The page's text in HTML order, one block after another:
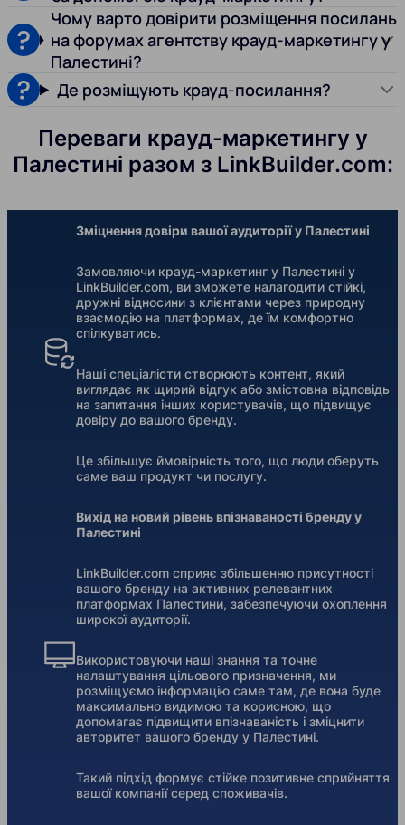
Чому варто довірити розміщення посилань
на форумах агентству крауд-маркетингу у
Палестині?
Де розміщують крауд-посилання?
Переваги крауд-маркетингу у
Палестині разом з LinkBuilder.com:
Зміцнення довіри вашої аудиторії у Палестині
Замовляючи крауд-маркетинг у Палестині у
LinkBuilder.com, ви зможете налагодити стійкі,
дружні відносини з клієнтами через природну
взаємодію на платформах, де їм комфортно
спілкуватись.
Наші спеціалісти створюють контент, який
виглядає як щирий відгук або змістовна відповідь
на запитання інших користувачів, що підвищує
довіру до вашого бренду.
Це збільшує ймовірність того, що люди оберуть
саме ваш продукт чи послугу.
Вихід на новий рівень впізнаваності бренду у
Палестині
LinkBuilder.com сприяє збільшенню присутності
вашого бренду на активних релевантних
платформах Палестини, забезпечуючи охоплення
широкої аудиторії.
Використовуючи наші знання та точне
налаштування цільового призначення, ми
розміщуємо інформацію саме там, де вона буде
максимально видимою та корисною, що
допомагає підвищити впізнаваність і зміцнити
авторитет вашого бренду у Палестині.
Такий підхід формує стійке позитивне сприйняття
вашої компанії серед споживачів.